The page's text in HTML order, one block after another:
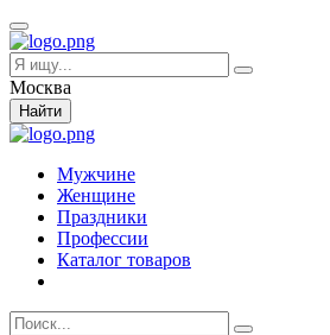
Москва
Найти
Мужчине
Женщине
Праздники
Профессии
Каталог товаров